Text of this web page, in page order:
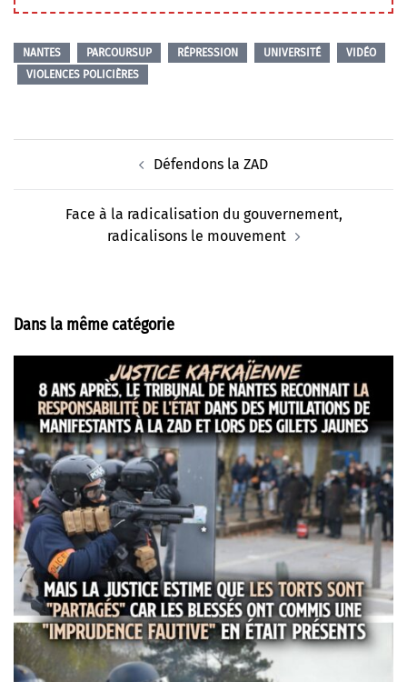
NANTES PARCOURSUP RÉPRESSION UNIVERSITÉ
VIDÉO
VIOLENCES POLICIÈRES
Défendons la ZAD
Face à la radicalisation du gouvernement,
radicalisons le mouvement
Dans la même catégorie